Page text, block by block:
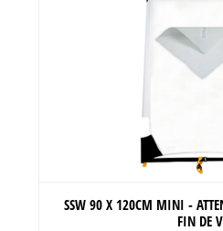
SSW 90 X 120CM MINI -
FIN DE